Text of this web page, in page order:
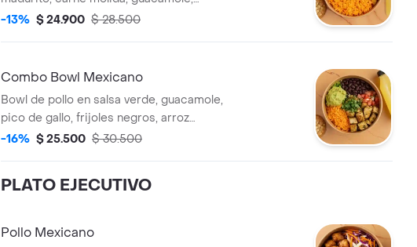
galleta y bebida a elección.
-13% $ 24.900 $ 28.500
Combo Bowl Mexicano
Bowl de pollo en salsa verde, guacamole,
pico de gallo, frijoles negros, arroz
achiote, lechuga, galleta y bebida a
-16% $ 25.500 $ 30.500
PLATO EJECUTIVO
Pollo Mexicano